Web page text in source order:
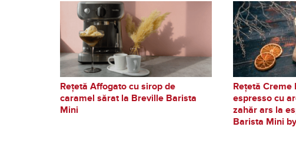
Rețetă Affogato cu sirop de
caramel sărat la Breville Barista
Mini
Rețetă Creme
espresso cu
zahăr ars la
Barista Mini